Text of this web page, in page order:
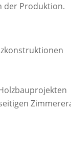
der Produktion.